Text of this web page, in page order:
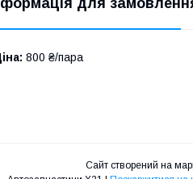
800 ₴/пара
Сайт створений на